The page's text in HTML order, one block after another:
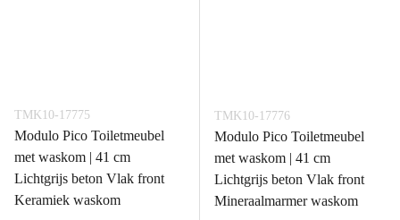
TMK10-17775
Modulo Pico Toiletmeubel
met waskom | 41 cm
Lichtgrijs beton Vlak front
Keramiek waskom
TMK10-17776
Modulo Pico Toiletmeubel
met waskom | 41 cm
Lichtgrijs beton Vlak front
Mineraalmarmer waskom